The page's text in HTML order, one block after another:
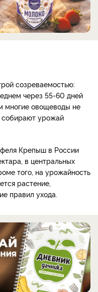
созреваемостью:
через 55-60 дней
многие овощеводы не
собирают урожай
Крепыш в России
в центральных
того, на урожайность
растение,
правил ухода.